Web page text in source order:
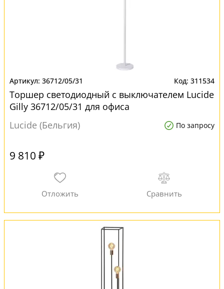
36712/05/31 311534
Торшер светодиодный с выключателем Lucide
Gilly 36712/05/31 для офиса
Lucide (Бельгия)
По запросу
9 810 ₽